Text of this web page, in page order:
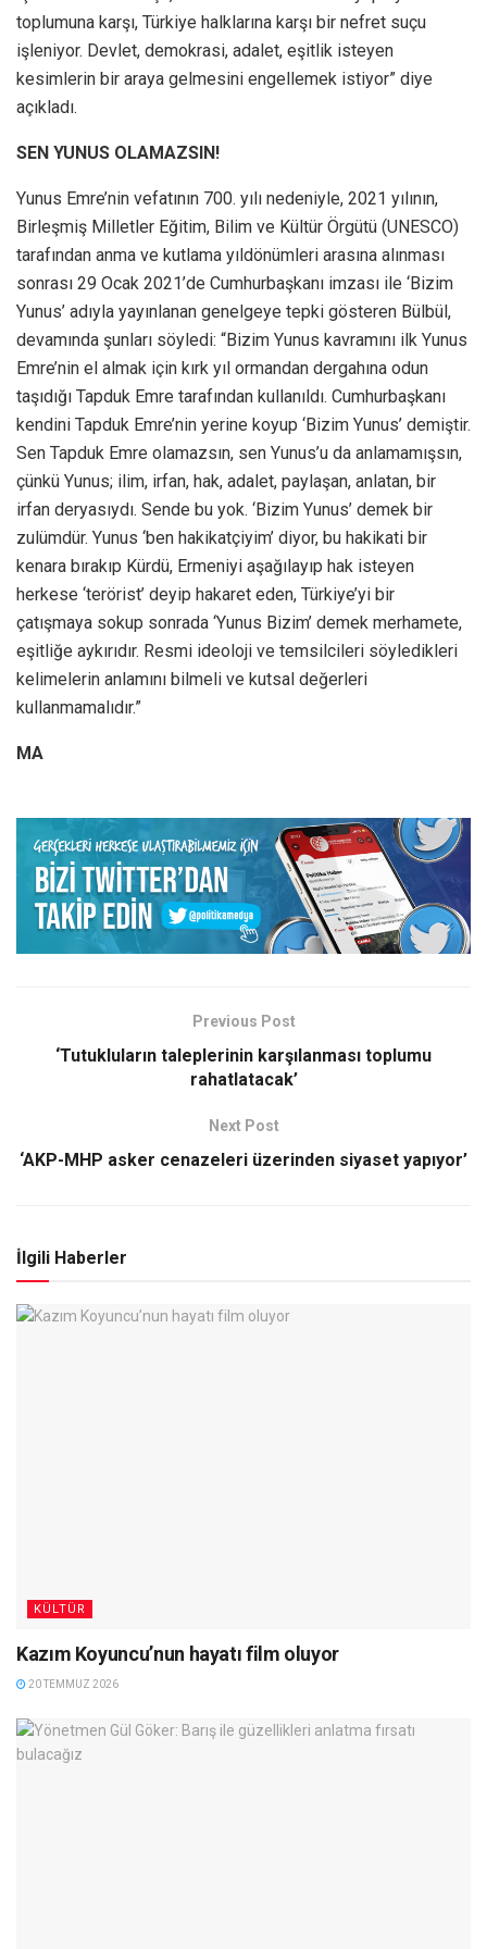
toplumuna karşı, Türkiye halklarına karşı bir nefret suçu
işleniyor. Devlet, demokrasi, adalet, eşitlik isteyen
kesimlerin bir araya gelmesini engellemek istiyor” diye
açıkladı.
SEN YUNUS OLAMAZSIN!
Yunus Emre’nin vefatının 700. yılı nedeniyle, 2021 yılının,
Birleşmiş Milletler Eğitim, Bilim ve Kültür Örgütü (UNESCO)
tarafından anma ve kutlama yıldönümleri arasına alınması
sonrası 29 Ocak 2021’de Cumhurbaşkanı imzası ile ‘Bizim
Yunus’ adıyla yayınlanan genelgeye tepki gösteren Bülbül,
devamında şunları söyledi: “Bizim Yunus kavramını ilk Yunus
Emre’nin el almak için kırk yıl ormandan dergahına odun
taşıdığı Tapduk Emre tarafından kullanıldı. Cumhurbaşkanı
kendini Tapduk Emre’nin yerine koyup ‘Bizim Yunus’ demiştir.
Sen Tapduk Emre olamazsın, sen Yunus’u da anlamamışsın,
çünkü Yunus; ilim, irfan, hak, adalet, paylaşan, anlatan, bir
irfan deryasıydı. Sende bu yok. ‘Bizim Yunus’ demek bir
zulümdür. Yunus ‘ben hakikatçiyim’ diyor, bu hakikati bir
kenara bırakıp Kürdü, Ermeniyi aşağılayıp hak isteyen
herkese ‘terörist’ deyip hakaret eden, Türkiye’yi bir
çatışmaya sokup sonrada ‘Yunus Bizim’ demek merhamete,
eşitliğe aykırıdır. Resmi ideoloji ve temsilcileri söyledikleri
kelimelerin anlamını bilmeli ve kutsal değerleri
kullanmamalıdır.”
MA
Previous Post
‘Tutukluların taleplerinin karşılanması toplumu
rahatlatacak’
Next Post
‘AKP-MHP asker cenazeleri üzerinden siyaset yapıyor’
İlgili Haberler
KÜLTÜR
Kazım Koyuncu’nun hayatı film oluyor
20 TEMMUZ 2026